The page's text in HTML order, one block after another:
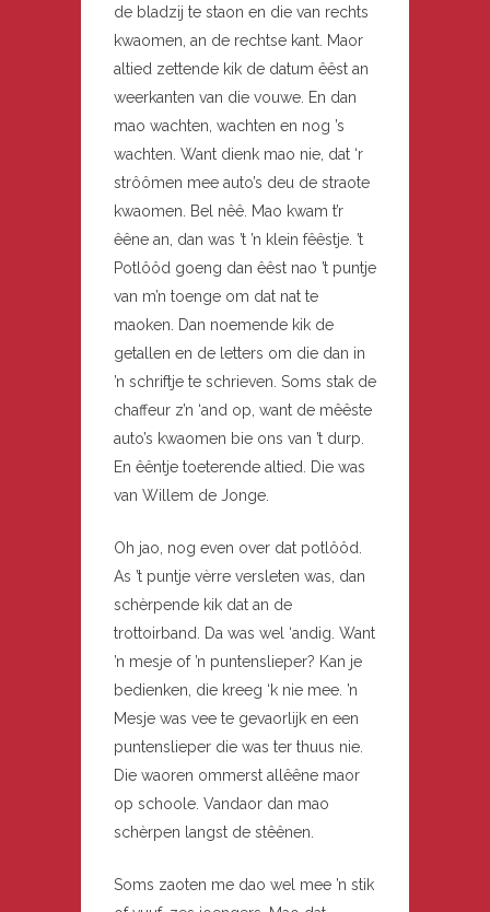
de bladzij te staon en die van rechts
kwaomen, an de rechtse kant. Maor
altied zettende kik de datum êêst an
weerkanten van die vouwe. En dan
mao wachten, wachten en nog ’s
wachten. Want dienk mao nie, dat ‘r
strôômen mee auto’s deu de straote
kwaomen. Bel nêê. Mao kwam t’r
êêne an, dan was ’t ’n klein fêêstje. ’t
Potlôôd goeng dan êêst nao ’t puntje
van m’n toenge om dat nat te
maoken. Dan noemende kik de
getallen en de letters om die dan in
’n schriftje te schrieven. Soms stak de
chaffeur z’n ‘and op, want de mêêste
auto’s kwaomen bie ons van ’t durp.
En êêntje toeterende altied. Die was
van Willem de Jonge.
Oh jao, nog even over dat potlôôd.
As ’t puntje vèrre versleten was, dan
schèrpende kik dat an de
trottoirband. Da was wel ‘andig. Want
’n mesje of ’n puntenslieper? Kan je
bedienken, die kreeg ‘k nie mee. ’n
Mesje was vee te gevaorlijk en een
puntenslieper die was ter thuus nie.
Die waoren ommerst allêêne maor
op schoole. Vandaor dan mao
schèrpen langst de stêênen.
Soms zaoten me dao wel mee ’n stik